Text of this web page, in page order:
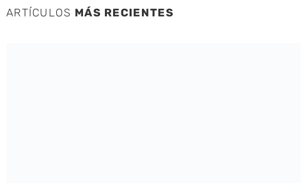
ARTÍCULOS MÁS RECIENTES